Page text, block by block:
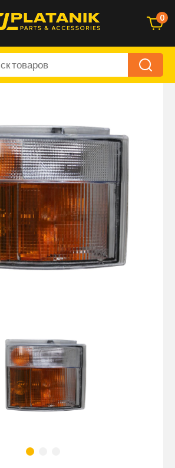
0
уход
и зеркала
транспорт
знаки и светоотражатели
соединения
и
и тросы